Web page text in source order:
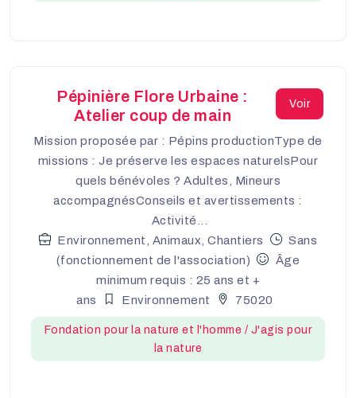
Voir
Pépinière Flore Urbaine :
Atelier coup de main
Mission proposée par : Pépins productionType de
missions : Je préserve les espaces naturelsPour
quels bénévoles ? Adultes, Mineurs
accompagnésConseils et avertissements :
Activité...
Environnement, Animaux, Chantiers
Sans
(fonctionnement de l'association)
Âge
minimum requis : 25 ans et +
ans
Environnement 75020
Fondation pour la nature et l'homme / J'agis pour
la nature